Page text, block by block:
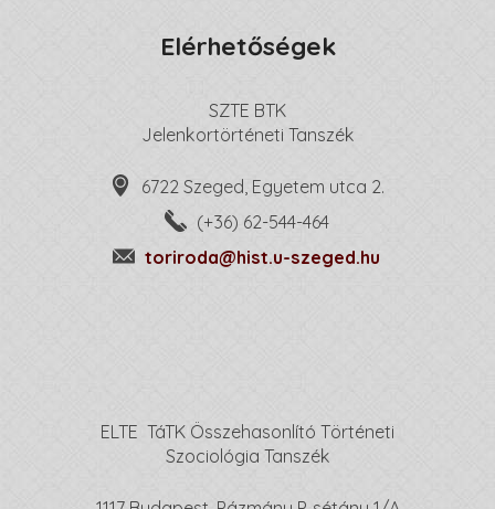
Elérhetőségek
SZTE BTK
Jelenkortörténeti Tanszék
6722 Szeged, Egyetem utca 2.
(+36) 62-544-464
toriroda@hist.u-szeged.hu
ELTE TáTK Összehasonlító Történeti
Szociológia Tanszék